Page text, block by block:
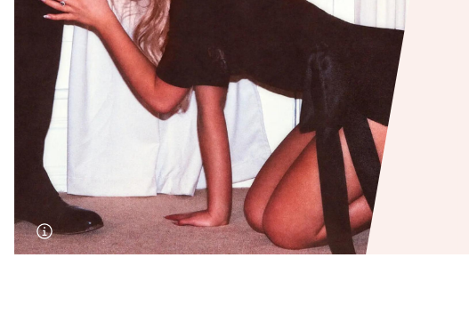
Untermenü
Untermenü
Untermenü
Untermenü
Untermenü
Untermenü